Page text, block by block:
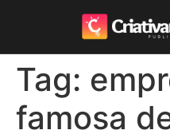
Tag:
famosa